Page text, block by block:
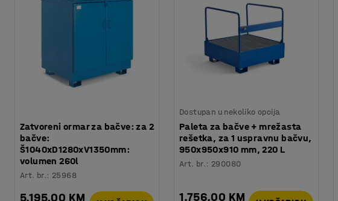
Zatvoreni ormar za bačve: za 2
bačve:
Š1040xD1280xV1350mm:
volumen 260l
Art. br.: 25968
5.195,00 KM
Dostupan u nekoliko opcija
Paleta za bačve + mrežasta
rešetka, za 1 uspravnu bačvu,
950x950x910 mm, 220 L
Art. br.: 290080
1.756,00 KM